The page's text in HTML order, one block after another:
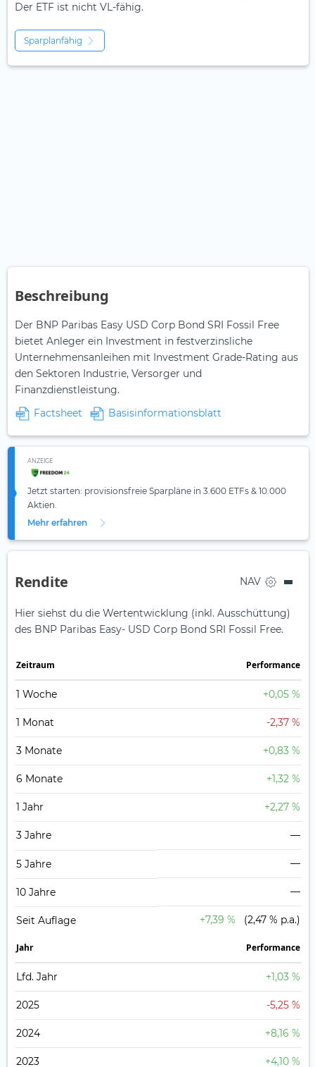
Der ETF ist nicht VL-fähig.
Sparplanfähig
Beschreibung
Der BNP Paribas Easy USD Corp Bond SRI Fossil Free
bietet Anleger ein Investment in festverzinsliche
Unternehmensanleihen mit Investment Grade-Rating aus
den Sektoren Industrie, Versorger und
Finanzdienstleistung.
Factsheet
Basisinformationsblatt
ANZEIGE
Jetzt starten: provisionsfreie Sparpläne in 3.600 ETFs & 10.000
Aktien.
Mehr erfahren
Rendite NAV
Hier siehst du die Wertentwicklung (inkl. Ausschüttung)
des BNP Paribas Easy- USD Corp Bond SRI Fossil Free.
Zeit­raum Perfor­mance
1 Woche +0,05 %
1 Monat -2,37 %
3 Monate +0,83 %
6 Monate +1,32 %
1 Jahr +2,27 %
3 Jahre —
5 Jahre —
10 Jahre —
Seit Auflage +7,39 % (2,47 % p.a.)
Jahr Perfor­mance
Lfd. Jahr +1,03 %
2025 -5,25 %
2024 +8,16 %
2023 +4,10 %